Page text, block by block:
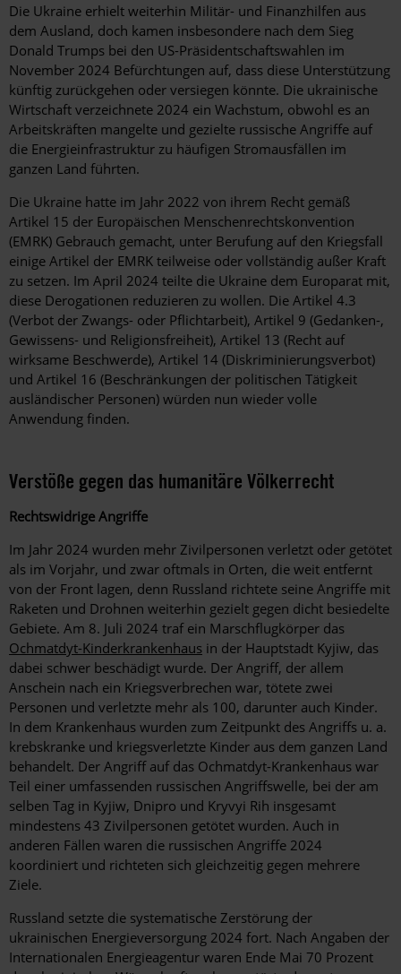
Die Ukraine erhielt weiterhin Militär- und Finanzhilfen aus
dem Ausland, doch kamen insbesondere nach dem Sieg
Donald Trumps bei den US-Präsidentschaftswahlen im
November 2024 Befürchtungen auf, dass diese Unterstützung
künftig zurückgehen oder versiegen könnte. Die ukrainische
Wirtschaft verzeichnete 2024 ein Wachstum, obwohl es an
Arbeitskräften mangelte und gezielte russische Angriffe auf
die Energieinfrastruktur zu häufigen Stromausfällen im
ganzen Land führten.
Die Ukraine hatte im Jahr 2022 von ihrem Recht gemäß
Artikel 15 der Europäischen Menschenrechtskonvention
(EMRK) Gebrauch gemacht, unter Berufung auf den Kriegsfall
einige Artikel der EMRK teilweise oder vollständig außer Kraft
zu setzen. Im April 2024 teilte die Ukraine dem Europarat mit,
diese Derogationen reduzieren zu wollen. Die Artikel 4.3
(Verbot der Zwangs- oder Pflichtarbeit), Artikel 9 (Gedanken-,
Gewissens- und Religionsfreiheit), Artikel 13 (Recht auf
wirksame Beschwerde), Artikel 14 (Diskriminierungsverbot)
und Artikel 16 (Beschränkungen der politischen Tätigkeit
ausländischer Personen) würden nun wieder volle
Anwendung finden.
Verstöße gegen das humanitäre Völkerrecht
Rechtswidrige Angriffe
Im Jahr 2024 wurden mehr Zivilpersonen verletzt oder getötet
als im Vorjahr, und zwar oftmals in Orten, die weit entfernt
von der Front lagen, denn Russland richtete seine Angriffe mit
Raketen und Drohnen weiterhin gezielt gegen dicht besiedelte
Gebiete. Am 8. Juli 2024 traf ein Marschflugkörper das
Ochmatdyt-Kinderkrankenhaus in der Hauptstadt Kyjiw, das
dabei schwer beschädigt wurde. Der Angriff, der allem
Anschein nach ein Kriegsverbrechen war, tötete zwei
Personen und verletzte mehr als 100, darunter auch Kinder.
In dem Krankenhaus wurden zum Zeitpunkt des Angriffs u. a.
krebskranke und kriegsverletzte Kinder aus dem ganzen Land
behandelt. Der Angriff auf das Ochmatdyt-Krankenhaus war
Teil einer umfassenden russischen Angriffswelle, bei der am
selben Tag in Kyjiw, Dnipro und Kryvyi Rih insgesamt
mindestens 43 Zivilpersonen getötet wurden. Auch in
anderen Fällen waren die russischen Angriffe 2024
koordiniert und richteten sich gleichzeitig gegen mehrere
Ziele.
Russland setzte die systematische Zerstörung der
ukrainischen Energieversorgung 2024 fort. Nach Angaben der
Internationalen Energieagentur waren Ende Mai 70 Prozent